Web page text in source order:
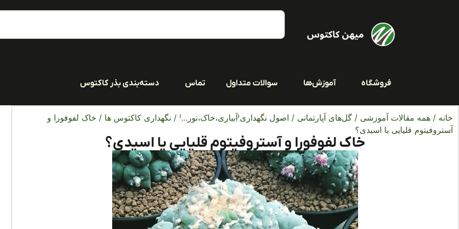
فروشگاه آموزش‌ها سوالات متداول تماس دسته‌بندی بذر کاکتوس
خانه / همه مقالات آموزشی / گل‌های آپارتمانی / اصول نگهداری(آبیاری،خاک،نور...) / نگهداری کاکتوس ها / خاک لفوفورا و
آستروفیتوم قلیایی یا اسیدی؟
خاک لفوفورا و آستروفیتوم قلیایی یا اسیدی؟